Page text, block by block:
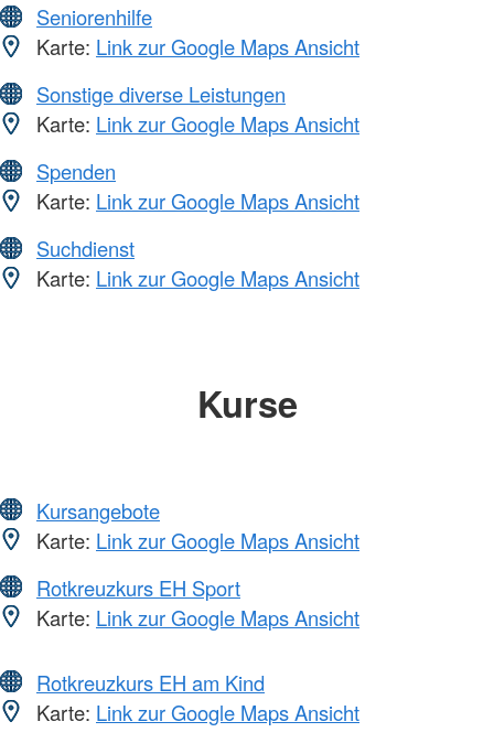
Seniorenhilfe
Karte: Link zur Google Maps Ansicht
Sonstige diverse Leistungen
Karte: Link zur Google Maps Ansicht
Spenden
Karte: Link zur Google Maps Ansicht
Suchdienst
Karte: Link zur Google Maps Ansicht
Kurse
Kursangebote
Karte: Link zur Google Maps Ansicht
Rotkreuzkurs EH Sport
Karte: Link zur Google Maps Ansicht
Rotkreuzkurs EH am Kind
Karte: Link zur Google Maps Ansicht